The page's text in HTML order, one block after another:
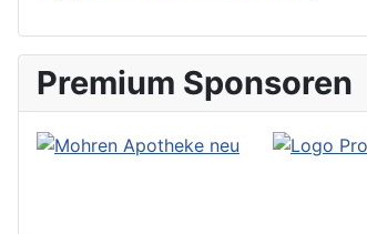
Premium Sponsoren